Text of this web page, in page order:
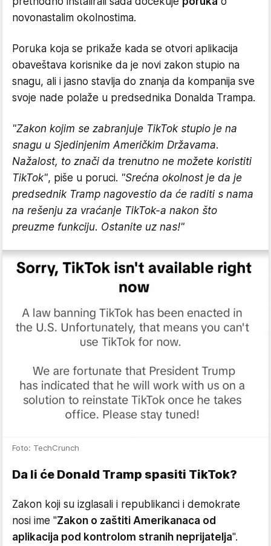
novonastalim okolnostima.
Poruka koja se prikaže kada se otvori aplikacija
obaveštava korisnike da je novi zakon stupio na
snagu, ali i jasno stavlja do znanja da kompanija sve
svoje nade polaže u predsednika Donalda Trampa.
"Zakon kojim se zabranjuje TikTok stupio je na
snagu u Sjedinjenim Američkim Državama.
Nažalost, to znači da trenutno ne možete koristiti
TikTok", piše u poruci. "Srećna okolnost je da je
predsednik Tramp nagovestio da će raditi s nama
na rešenju za vraćanje TikTok-a nakon što
preuzme funkciju. Ostanite uz nas!"
Foto: TechCrunch
Da li će Donald Tramp spasiti TikTok?
Zakon koji su izglasali i republikanci i demokrate
nosi ime "Zakon o zaštiti Amerikanaca od
aplikacija pod kontrolom stranih neprijatelja".